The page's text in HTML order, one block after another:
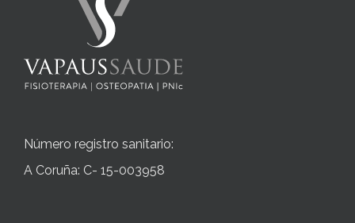
Número registro sanitario:
A Coruña: C- 15-003958